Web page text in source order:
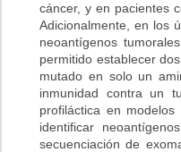
cáncer, y en pacientes
Adicionalmente, en los
neoantígenos
permitido establecer
mutado en solo un
inmunidad contra un
profiláctica en
identificar
secuenciación de